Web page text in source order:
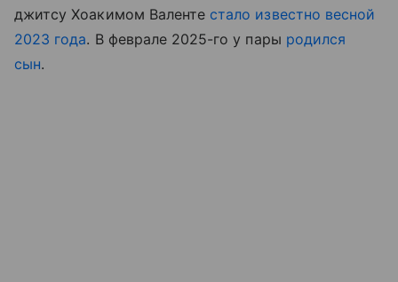
джитсу Хоакимом Валенте стало известно весной
2023 года. В феврале 2025-го у пары родился
сын.